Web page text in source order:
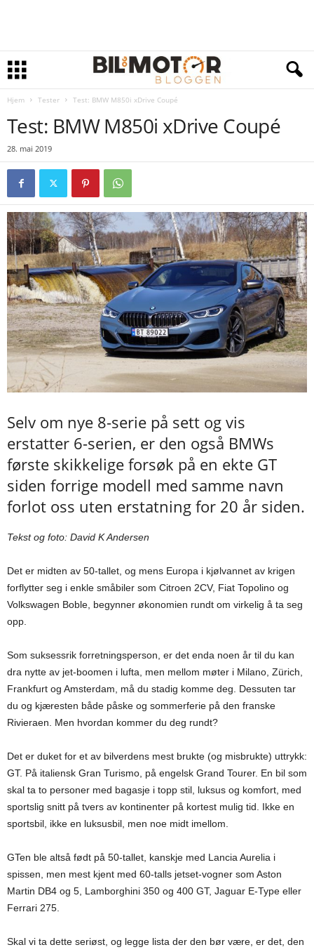
Hjem Tester Test: BMW M850i xDrive Coupé
Test: BMW M850i xDrive Coupé
28. mai 2019
Selv om nye 8-serie på sett og vis
erstatter 6-serien, er den også BMWs
første skikkelige forsøk på en ekte GT
siden forrige modell med samme navn
forlot oss uten erstatning for 20 år siden.
Tekst og foto: David K Andersen
Det er midten av 50-tallet, og mens Europa i kjølvannet av krigen
forflytter seg i enkle småbiler som Citroen 2CV, Fiat Topolino og
Volkswagen Boble, begynner økonomien rundt om virkelig å ta seg
opp.
Som suksessrik forretningsperson, er det enda noen år til du kan
dra nytte av jet-boomen i lufta, men mellom møter i Milano, Zürich,
Frankfurt og Amsterdam, må du stadig komme deg. Dessuten tar
du og kjæresten både påske og sommerferie på den franske
Rivieraen. Men hvordan kommer du deg rundt?
Det er duket for et av bilverdens mest brukte (og misbrukte) uttrykk:
GT. På italiensk Gran Turismo, på engelsk Grand Tourer. En bil som
skal ta to personer med bagasje i topp stil, luksus og komfort, med
sportslig snitt på tvers av kontinenter på kortest mulig tid. Ikke en
sportsbil, ikke en luksusbil, men noe midt imellom.
GTen ble altså født på 50-tallet, kanskje med Lancia Aurelia i
spissen, men mest kjent med 60-talls jetset-vogner som Aston
Martin DB4 og 5, Lamborghini 350 og 400 GT, Jaguar E-Type eller
Ferrari 275.
Skal vi ta dette seriøst, og legge lista der den bør være, er det, den